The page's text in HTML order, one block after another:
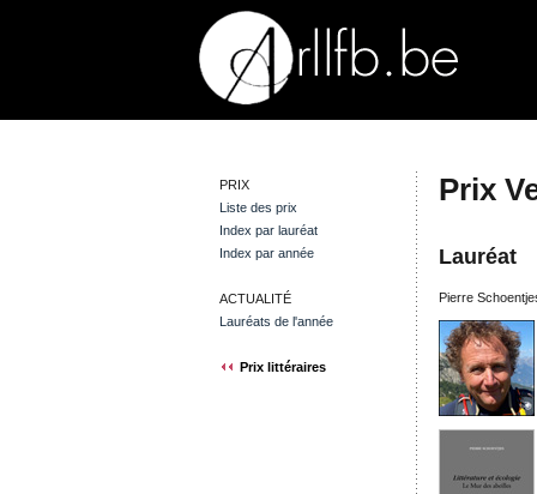
PRIX
Liste des prix
Index par lauréat
Index par année
ACTUALITÉ
Lauréats de l'année
Prix littéraires
Prix
Lauréat
Pierre